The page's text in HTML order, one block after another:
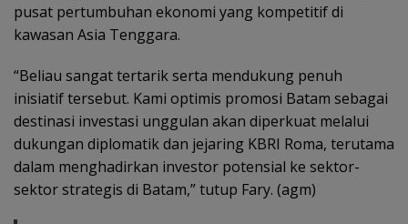
pusat pertumbuhan ekonomi yang kompetitif di
kawasan Asia Tenggara.
“Beliau sangat tertarik serta mendukung penuh
inisiatif tersebut. Kami optimis promosi Batam sebagai
destinasi investasi unggulan akan diperkuat melalui
dukungan diplomatik dan jejaring KBRI Roma, terutama
dalam menghadirkan investor potensial ke sektor-
sektor strategis di Batam,” tutup Fary. (agm)